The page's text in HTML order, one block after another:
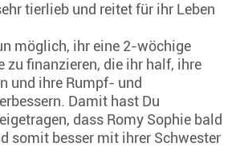
tierlieb und reitet für ihr Leben
möglich, ihr eine 2-wöchige
zu finanzieren, die ihr half, ihre
und ihre Rumpf- und
Damit hast Du
dass Romy Sophie bald
somit besser mit ihrer Schwester